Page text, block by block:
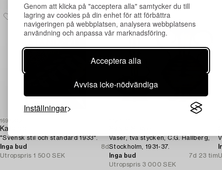
Genom att klicka på "acceptera alla" samtycker du till
lagring av cookies på din enhet för att förbättra
navigeringen på webbplatsen, analysera webbplatsens
användning och anpassa vår marknadsföring.
Acceptera alla
Avvisa icke-nödvändiga
Inställningar
1697202
Katalog,
"Svensk stil och standard 1933".
Inga bud
8d
Utropspris 1 500 SEK
Vaser, två stycken, C.G. Hallberg,
Stockholm, 1931-37.
Inga bud
7d 23 tim
Utropspris 3 000 SEK